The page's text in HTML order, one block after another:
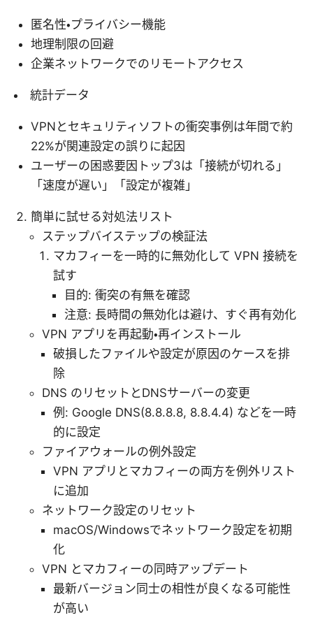
匿名性・プライバシー機能
地理制限の回避
企業ネットワークでのリモートアクセス
統計データ
VPNとセキュリティソフトの衝突事例は年間で約
22%が関連設定の誤りに起因
ユーザーの困惑要因トップ3は「接続が切れる」
「速度が遅い」「設定が複雑」
簡単に試せる対処法リスト
ステップバイステップの検証法
マカフィーを一時的に無効化して VPN 接続を
試す
目的: 衝突の有無を確認
注意: 長時間の無効化は避け、すぐ再有効化
VPN アプリを再起動・再インストール
破損したファイルや設定が原因のケースを排
除
DNS のリセットとDNSサーバーの変更
例: Google DNS(8.8.8.8, 8.8.4.4) などを一時
的に設定
ファイアウォールの例外設定
VPN アプリとマカフィーの両方を例外リスト
に追加
ネットワーク設定のリセット
macOS/Windowsでネットワーク設定を初期
化
VPN とマカフィーの同時アップデート
最新バージョン同士の相性が良くなる可能性
が高い